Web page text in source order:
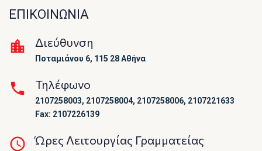
ΕΠΙΚΟΙΝΩΝΙΑ
Διεύθυνση
Ποταμιάνου 6, 115 28 Αθήνα
Τηλέφωνο
2107258003, 2107258004, 2107258006, 2107221633
Fax: 2107226139
Ώρες Λειτουργίας Γραμματείας